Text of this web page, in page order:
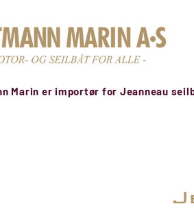
Marin er importør for Jeanneau